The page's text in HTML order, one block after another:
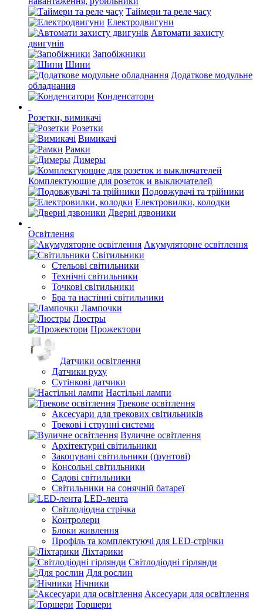
Таймери та реле часу
Електродвигуни
Автомати захисту
двигунів
Запобіжники
Шини
Додаткове модульне
обладнання
Конденсатори
Розетки, вимикачі
Розетки
Вимикачі
Рамки
Димеры
Комплектующие для розеток и выключателей
Подовжувачі та трійники
Електровилки, колодки
Дверні дзвоники
Освітлення
Акумуляторне освітлення
Світильники
Стельові світильники
Технічні світильники
Точкові світильники
Бра та настінні світильники
Лампочки
Люстры
Прожектори
Датчики освітлення
Датчики руху
Сутінкові датчики
Настільні лампи
Трекове освітлення
Аксесуари для трекових світильників
Трекові і струнні системи
Вуличне освітлення
Архітектурні світильники
Закопувані світильники (ґрунтові)
Консольні світильники
Садові світильники
Світильники на сонячній батареї
LED-лента
Світлодіодна стрічка
Контролери
Блоки живлення
Профіль та комплектуючі для LED-стрічки
Ліхтарики
Світлодіодні гірлянди
Для рослин
Нічники
Аксесуари для освітлення
Торшери